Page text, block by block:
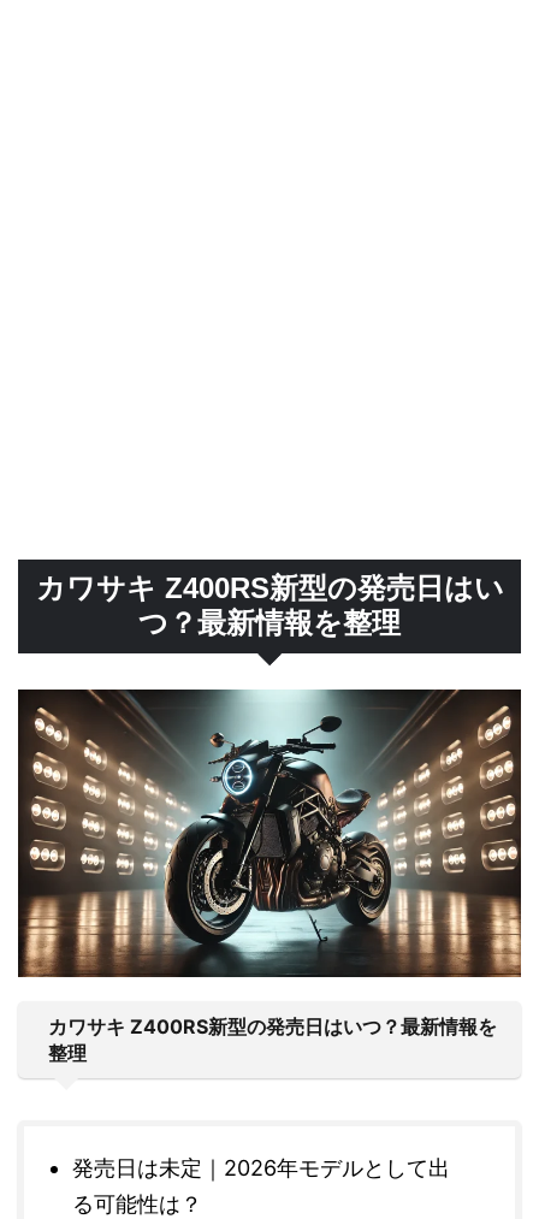
カワサキ Z400RS新型の発売日はい
つ？最新情報を整理
カワサキ Z400RS新型の発売日はいつ？最新情報を
整理
発売日は未定｜2026年モデルとして出
る可能性は？